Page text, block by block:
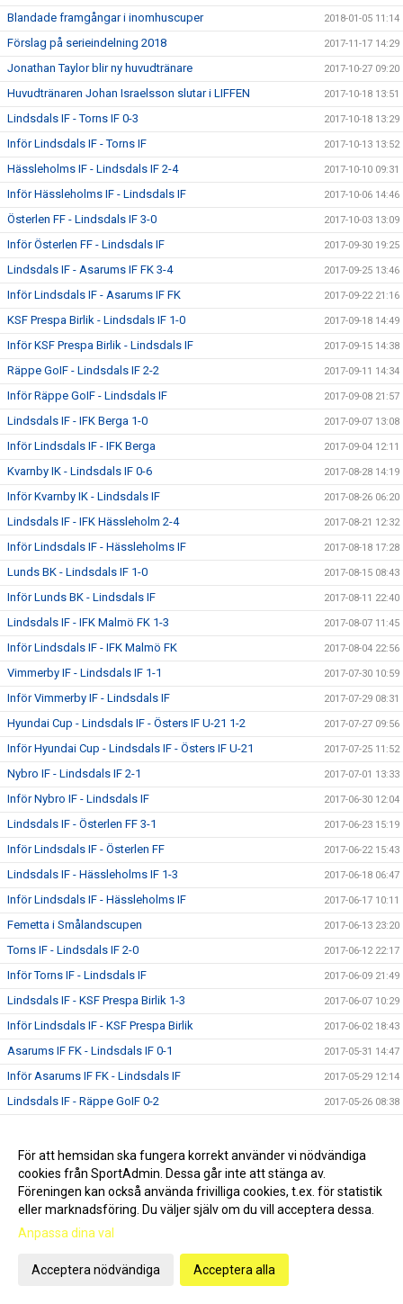
Blandade framgångar i inomhuscuper 2018-01-05 11:14
Förslag på serieindelning 2018 2017-11-17 14:29
Jonathan Taylor blir ny huvudtränare 2017-10-27 09:20
Huvudtränaren Johan Israelsson slutar i LIFFEN 2017-10-18 13:51
Lindsdals IF - Torns IF 0-3 2017-10-18 13:29
Inför Lindsdals IF - Torns IF 2017-10-13 13:52
Hässleholms IF - Lindsdals IF 2-4 2017-10-10 09:31
Inför Hässleholms IF - Lindsdals IF 2017-10-06 14:46
Österlen FF - Lindsdals IF 3-0 2017-10-03 13:09
Inför Österlen FF - Lindsdals IF 2017-09-30 19:25
Lindsdals IF - Asarums IF FK 3-4 2017-09-25 13:46
Inför Lindsdals IF - Asarums IF FK 2017-09-22 21:16
KSF Prespa Birlik - Lindsdals IF 1-0 2017-09-18 14:49
Inför KSF Prespa Birlik - Lindsdals IF 2017-09-15 14:38
Räppe GoIF - Lindsdals IF 2-2 2017-09-11 14:34
Inför Räppe GoIF - Lindsdals IF 2017-09-08 21:57
Lindsdals IF - IFK Berga 1-0 2017-09-07 13:08
Inför Lindsdals IF - IFK Berga 2017-09-04 12:11
Kvarnby IK - Lindsdals IF 0-6 2017-08-28 14:19
Inför Kvarnby IK - Lindsdals IF 2017-08-26 06:20
Lindsdals IF - IFK Hässleholm 2-4 2017-08-21 12:32
Inför Lindsdals IF - Hässleholms IF 2017-08-18 17:28
Lunds BK - Lindsdals IF 1-0 2017-08-15 08:43
Inför Lunds BK - Lindsdals IF 2017-08-11 22:40
Lindsdals IF - IFK Malmö FK 1-3 2017-08-07 11:45
Inför Lindsdals IF - IFK Malmö FK 2017-08-04 22:56
Vimmerby IF - Lindsdals IF 1-1 2017-07-30 10:59
Inför Vimmerby IF - Lindsdals IF 2017-07-29 08:31
Hyundai Cup - Lindsdals IF - Östers IF U-21 1-2 2017-07-27 09:56
Inför Hyundai Cup - Lindsdals IF - Östers IF U-21 2017-07-25 11:52
Nybro IF - Lindsdals IF 2-1 2017-07-01 13:33
Inför Nybro IF - Lindsdals IF 2017-06-30 12:04
Lindsdals IF - Österlen FF 3-1 2017-06-23 15:19
Inför Lindsdals IF - Österlen FF 2017-06-22 15:43
Lindsdals IF - Hässleholms IF 1-3 2017-06-18 06:47
Inför Lindsdals IF - Hässleholms IF 2017-06-17 10:11
Femetta i Smålandscupen 2017-06-13 23:20
Torns IF - Lindsdals IF 2-0 2017-06-12 22:17
Inför Torns IF - Lindsdals IF 2017-06-09 21:49
Lindsdals IF - KSF Prespa Birlik 1-3 2017-06-07 10:29
Inför Lindsdals IF - KSF Prespa Birlik 2017-06-02 18:43
Asarums IF FK - Lindsdals IF 0-1 2017-05-31 14:47
Inför Asarums IF FK - Lindsdals IF 2017-05-29 12:14
Lindsdals IF - Räppe GoIF 0-2 2017-05-26 08:38
IFK Berga - Lindsdals IF 2-0 2017-05-23 09:25
Inför IFK Berga - Lindsdals IF 2017-05-19 16:09
Lindsdals IF - Kvarnby IK 5-1 2017-05-15 17:25
Inför Lindsdals IF - Kvarnby IK
Inför IFK Hässleholm - Lindsdals IF
För att hemsidan ska fungera korrekt använder vi nödvändiga
cookies från SportAdmin. Dessa går inte att stänga av.
Föreningen kan också använda frivilliga cookies, t.ex. för statistik
eller marknadsföring. Du väljer själv om du vill acceptera dessa.
Anpassa dina val
Acceptera nödvändiga Acceptera alla